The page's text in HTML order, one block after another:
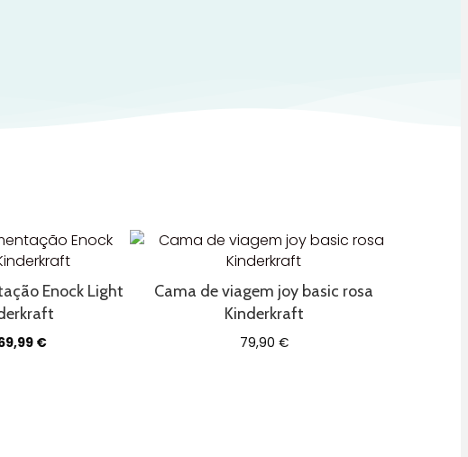
Enock Light
€O
Cama de viagem joy basic rosa
Kinderkraft
79,90 €